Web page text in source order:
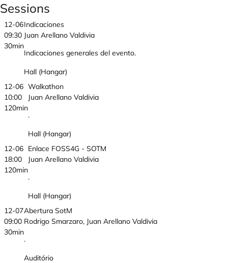
Sessions
12-06
09:30
30min
Indicaciones
Juan Arellano Valdivia
Indicaciones generales del evento.
Hall (Hangar)
12-06
10:00
120min
Walkathon
Juan Arellano Valdivia
.
Hall (Hangar)
12-06
18:00
120min
Enlace FOSS4G - SOTM
Juan Arellano Valdivia
.
Hall (Hangar)
12-07
09:00
30min
Abertura SotM
Rodrigo Smarzaro, Juan Arellano Valdivia
.
Auditório